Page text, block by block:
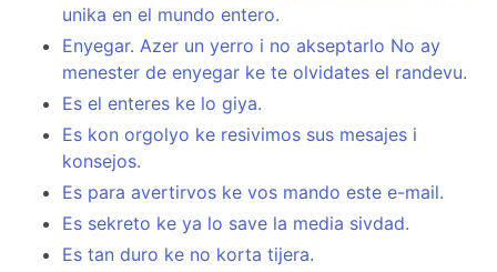
unika en el mundo entero.
Enyegar. Azer un yerro i no akseptarlo No ay
menester de enyegar ke te olvidates el randevu.
Es el enteres ke lo giya.
Es kon orgolyo ke resivimos sus mesajes i
konsejos.
Es para avertirvos ke vos mando este e-mail.
Es sekreto ke ya lo save la media sivdad.
Es tan duro ke no korta tijera.